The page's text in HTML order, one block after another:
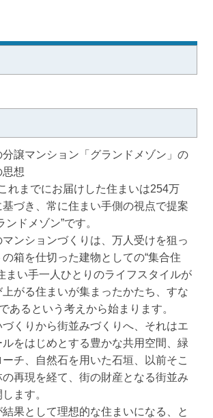
譲マンション「グランドメゾン」の
思想
基づき、常に住まい手側の視点で提案
ンドメゾン”です。
ンションづくりは、万人受けを狙っ
箱を仕切った建物としての“集合住
まい手一人ひとりのライフスタイルが
上がる住まいが集まったかたち、すな
あるという考えから始まります。
くりから街並みづくりへ、それはエ
をはじめとする豊かな共用空間、緑
チ、自然石を用いた石垣、以前そこ
再現を経て、街の財産となる街並み
ます。
果として理想的な住まいになる、と